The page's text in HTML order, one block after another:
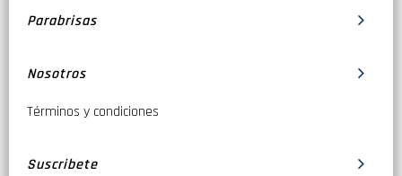
Parabrisas
Nosotros
Términos y condiciones
Suscribete